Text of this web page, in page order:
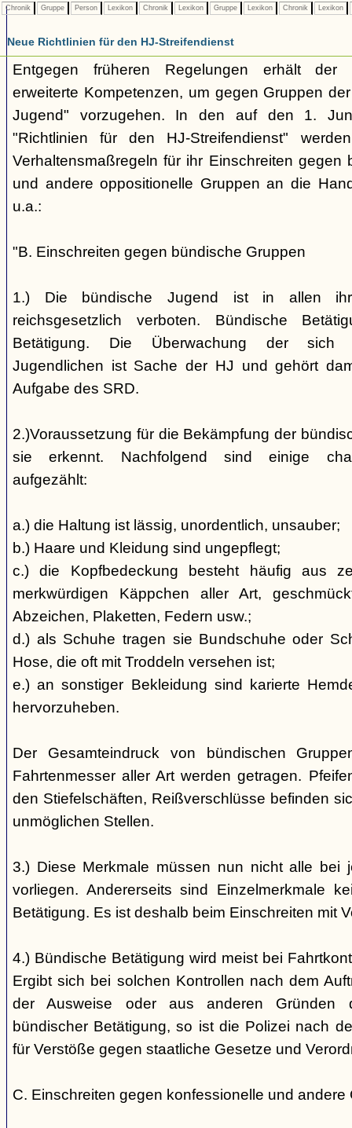
Chronik Gruppe Person Lexikon Chronik Lexikon Gruppe Lexikon Chronik Lexikon
Neue Richtlinien für den HJ-Streifendienst
Entgegen früheren Regelungen erhält der
erweiterte Kompetenzen, um gegen Gruppen
Jugend" vorzugehen. In den auf den 1.
"Richtlinien für den HJ-Streifendienst"
Verhaltensmaßregeln für ihr Einschreiten gegen
und andere oppositionelle Gruppen an die
u.a.:
"B. Einschreiten gegen bündische Gruppen
1.) Die bündische Jugend ist in allen
reichsgesetzlich verboten. Bündische
Betätigung. Die Überwachung der sich
Jugendlichen ist Sache der HJ und gehört
Aufgabe des SRD.
2.)Voraussetzung für die Bekämpfung der
sie erkennt. Nachfolgend sind einige
aufgezählt:
a.) die Haltung ist lässig, unordentlich, unsauber;
b.) Haare und Kleidung sind ungepflegt;
c.) die Kopfbedeckung besteht häufig aus
merkwürdigen Käppchen aller Art,
Abzeichen, Plaketten, Federn usw.;
d.) als Schuhe tragen sie Bundschuhe oder
Hose, die oft mit Troddeln versehen ist;
e.) an sonstiger Bekleidung sind karierte
hervorzuheben.
Der Gesamteindruck von bündischen
Fahrtenmesser aller Art werden getragen.
den Stiefelschäften, Reißverschlüsse befinden
unmöglichen Stellen.
3.) Diese Merkmale müssen nun nicht alle bei
vorliegen. Andererseits sind Einzelmerkmale
Betätigung. Es ist deshalb beim Einschreiten mit
4.) Bündische Betätigung wird meist bei
Ergibt sich bei solchen Kontrollen nach dem
der Ausweise oder aus anderen Gründen
bündischer Betätigung, so ist die Polizei nach
für Verstöße gegen staatliche Gesetze und
C. Einschreiten gegen konfessionelle und andere